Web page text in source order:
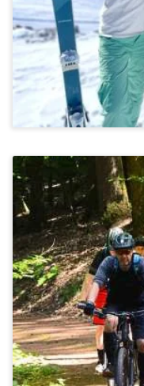
Stressbewältigung &
Miteinander